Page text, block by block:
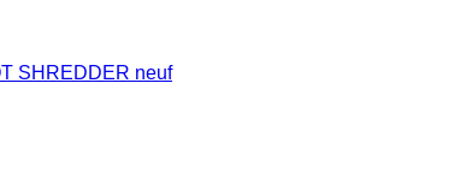
SHREDDER neuf